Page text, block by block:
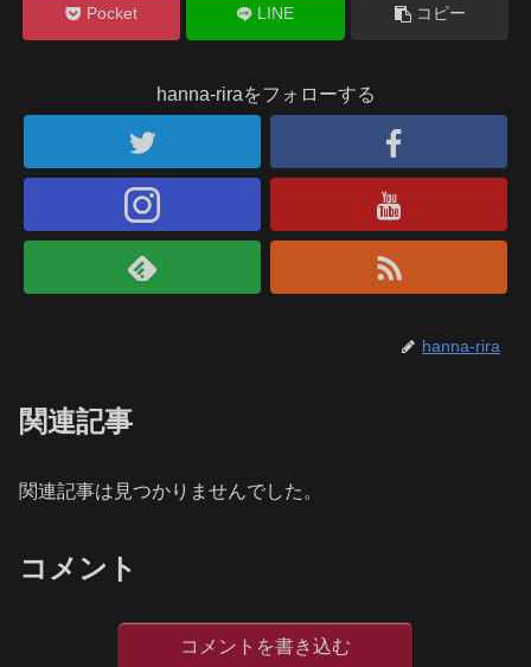
Pocket LINE コピー
hanna-riraをフォローする
hanna-rira
関連記事
関連記事は見つかりませんでした。
コメント
コメントを書き込む